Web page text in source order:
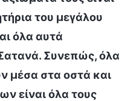
του μεγάλου
όλα αυτά
Συνεπώς, όλα
μέσα στα οστά και
είναι όλα τους